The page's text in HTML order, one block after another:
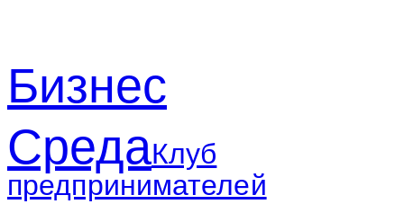
Бизнес
СредаКлуб
предпринимателей